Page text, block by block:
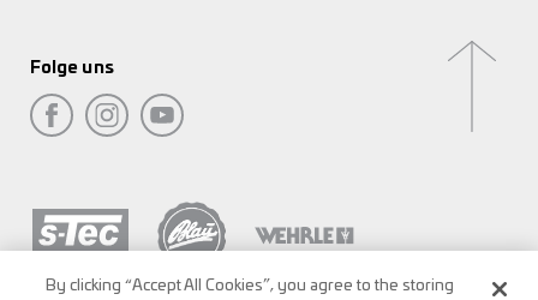
Folge uns
By clicking “Accept All Cookies”, you agree to the storing